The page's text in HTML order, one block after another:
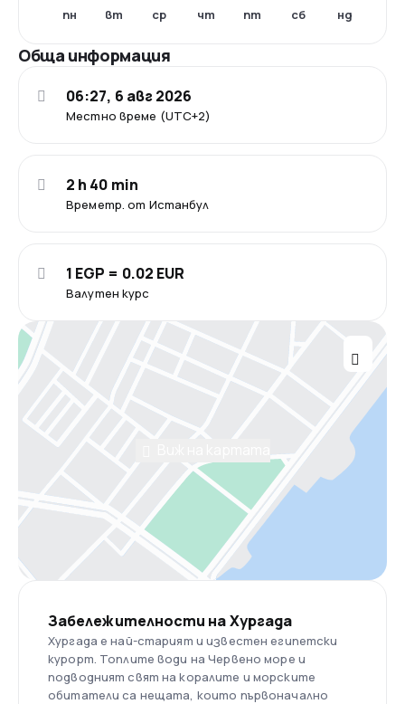
пн вт ср чт пт сб нд
Обща информация
Местно време (UTC+2)
06:27, 6 авг 2026
Времетр. от Истанбул
2 h 40 min
Валутен курс
1 EGP = 0.02 EUR
Забележителности на Хургада
Хургада е най-старият и известен египетски
курорт. Топлите води на Червено море и
подводният свят на коралите и морските
обитатели са нещата, които първоначално